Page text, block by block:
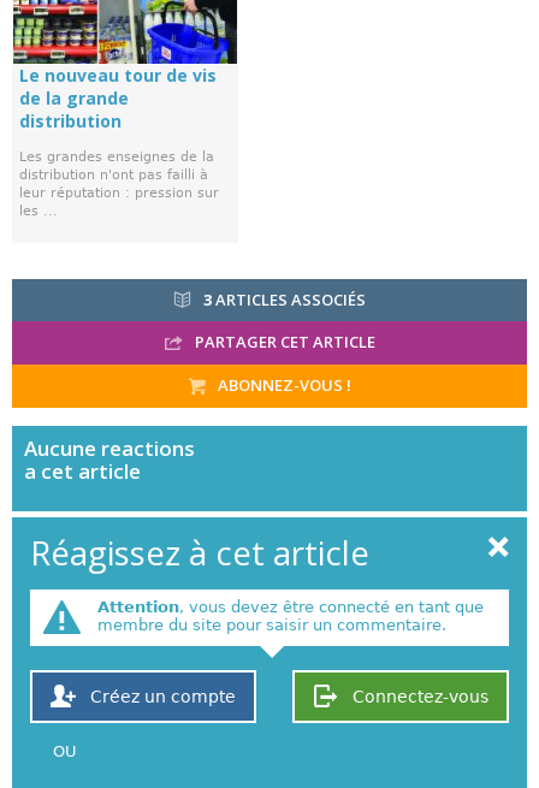
Le nouveau tour de vis
de la grande
distribution
Les grandes enseignes de la
distribution n'ont pas failli à
leur réputation : pression sur
les ...
3ARTICLES ASSOCIÉS
PARTAGER CET ARTICLE
ABONNEZ-VOUS !
Aucune reactions
a cet article
Réagissez à cet article
Attention, vous devez être connecté en tant que
membre du site pour saisir un commentaire.
Connectez-vous
Créez un compte
OU